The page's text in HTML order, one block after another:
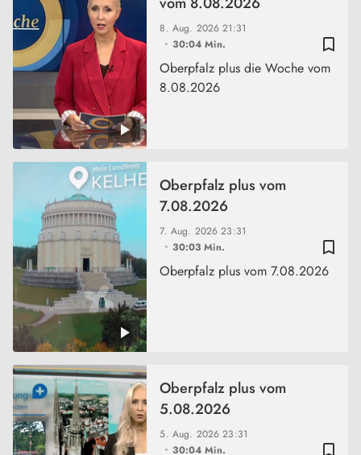
bookmark_border
8. Aug. 202621:31
30:04 Min.
Oberpfalz plus die Woche vom
8.08.2026
bookmark_border
7. Aug. 202623:31
30:03 Min.
Oberpfalz plus vom
7.08.2026
Oberpfalz plus vom 7.08.2026
bookmark_border
5. Aug. 202623:31
30:04 Min.
Oberpfalz plus vom
5.08.2026